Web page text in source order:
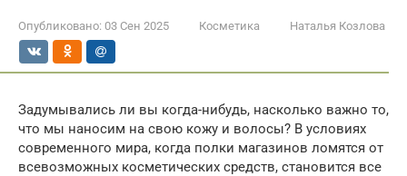
Опубликовано: 03 Сен 2025 Косметика Наталья Козлова
Задумывались ли вы когда-нибудь, насколько важно то,
что мы наносим на свою кожу и волосы? В условиях
современного мира, когда полки магазинов ломятся от
всевозможных косметических средств, становится все